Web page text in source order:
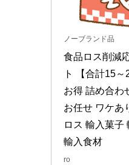
ノーブランド品
食品ロス削減
ト 【合計15
お得 詰め合わ
お任せ ワケあ
ロス 輸入菓子
輸入食材
ro